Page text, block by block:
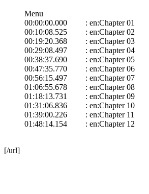
Menu
00:00:00.000 : en:Chapter 01
00:10:08.525 : en:Chapter 02
00:19:20.368 : en:Chapter 03
00:29:08.497 : en:Chapter 04
00:38:37.690 : en:Chapter 05
00:47:35.770 : en:Chapter 06
00:56:15.497 : en:Chapter 07
01:06:55.678 : en:Chapter 08
01:18:13.731 : en:Chapter 09
01:31:06.836 : en:Chapter 10
01:39:00.226 : en:Chapter 11
01:48:14.154 : en:Chapter 12
[/url]